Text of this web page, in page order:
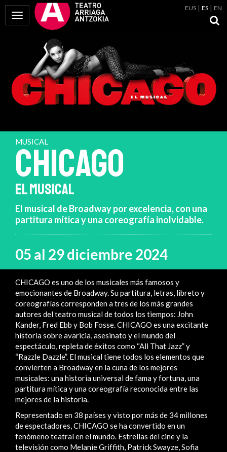
Mostrar Menú
EUS ES EN
MUSICAL
CHICAGO
EL MUSICAL
El musical de Broadway por excelencia, con una
partitura mítica y una coreografía inolvidable.
05 al 29 diciembre 2024
CHICAGO es uno de los musicales más famosos y
emocionantes de Broadway. Su partitura, letras, libreto y
coreografías corresponden a tres de los más grandes
autores del teatro musical de todos los tiempos: John
Kander, Fred Ebb y Bob Fosse. CHICAGO es una excitante
historia sobre avaricia, asesinato y el mundo del
espectáculo, repleta de éxitos como “All That Jazz” y
“Razzle Dazzle”. El musical tiene todos los elementos que
convierten a Broadway en la cuna de los mejores
musicales: una historia universal de fama y fortuna, una
partitura mítica y una coreografía reconocida entre las
mejores de la historia.
Representado en 38 países y visto por más de 34 millones
de espectadores, CHICAGO se ha convertido en un
fenómeno teatral en el mundo. Estrellas del cine y la
televisión como Melanie Griffith, Patrick Swayze, Sofia